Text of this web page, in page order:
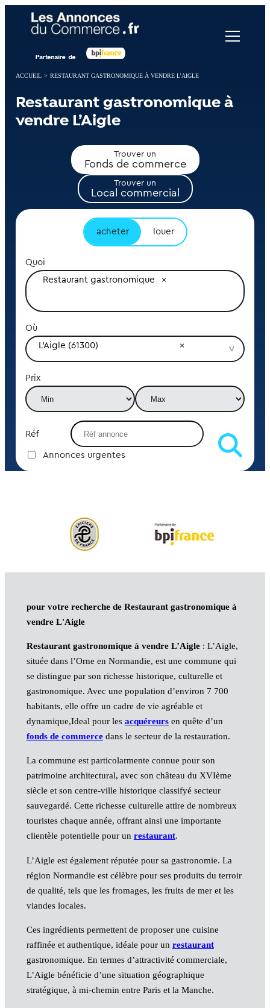
ACCUEIL > RESTAURANT GASTRONOMIQUE À VENDRE L’AIGLE
Restaurant gastronomique à
vendre L’Aigle
Trouver un
Fonds de commerce
Trouver un
Local commercial
acheter louer
Quoi
Restaurant gastronomique
Où
L'Aigle (61300)
Prix
Réf
Annonces urgentes
pour votre recherche de Restaurant gastronomique à
vendre L'Aigle
Restaurant gastronomique à vendre L’Aigle: L’Aigle,
située dans l’Orne en Normandie, est une commune qui
se distingue par son richesse historique, culturelle et
gastronomique. Avec une population d’environ 7 700
habitants, elle offre un cadre de vie agréable et
dynamique,Ideal pour les acquéreursen quête d’un
fonds de commercedans le secteur de la restauration.
La commune est particolarmente connue pour son
patrimoine architectural, avec son château du XVIème
siècle et son centre-ville historique classifyé secteur
sauvegardé. Cette richesse culturelle attire de nombreux
touristes chaque année, offrant ainsi une importante
clientèle potentielle pour un restaurant.
L’Aigle est également réputée pour sa gastronomie. La
région Normandie est célèbre pour ses produits du terroir
de qualité, tels que les fromages, les fruits de mer et les
viandes locales.
Ces ingrédients permettent de proposer une cuisine
raffinée et authentique, idéale pour un restaurant
gastronomique. En termes d’attractivité commerciale,
L’Aigle bénéficie d’une situation géographique
stratégique, à mi-chemin entre Paris et la Manche.
Panneau de gestion des cookies